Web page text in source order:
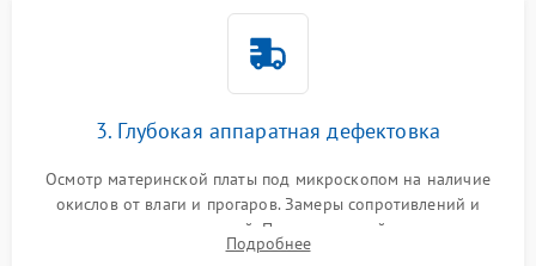
3. Глубокая аппаратная дефектовка
Осмотр материнской платы под микроскопом на наличие
окислов от влаги и прогаров. Замеры сопротивлений и
дежурных напряжений. Проверка цепей питания,
мультиконтроллера, процессора и видеочипа.
Подробнее